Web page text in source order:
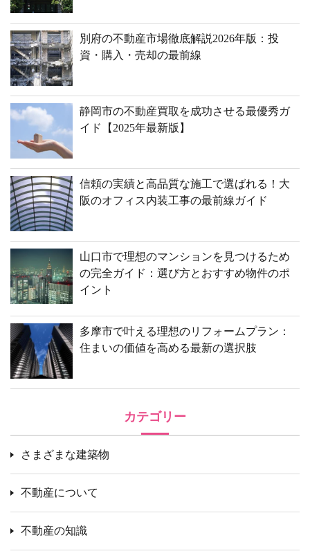
別府の不動産市場徹底解説2026年版：投
資・購入・売却の最前線
静岡市の不動産買取を成功させる最優秀ガ
イド【2025年最新版】
信頼の実績と高品質な施工で選ばれる！大
阪のオフィス内装工事の最前線ガイド
山口市で理想のマンションを見つけるため
の完全ガイド：選び方とおすすめ物件のポ
イント
多摩市で叶える理想のリフォームプラン：
住まいの価値を高める最新の選択肢
カテゴリー
さまざまな建築物
不動産について
不動産の知識